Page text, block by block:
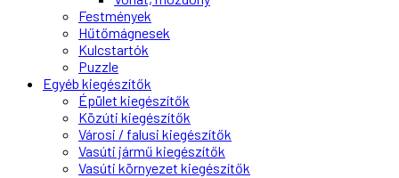
Festmények
Hűtőmágnesek
Kulcstartók
Puzzle
Egyéb kiegészítők
Épület kiegészítők
Közúti kiegészítők
Városi / falusi kiegészítők
Vasúti jármű kiegészítők
Vasúti környezet kiegészítők